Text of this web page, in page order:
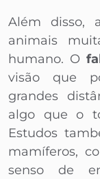
Além disso,
animais
humano. O
visão que
grandes
algo que o
Estudos
mamíferos,
senso de